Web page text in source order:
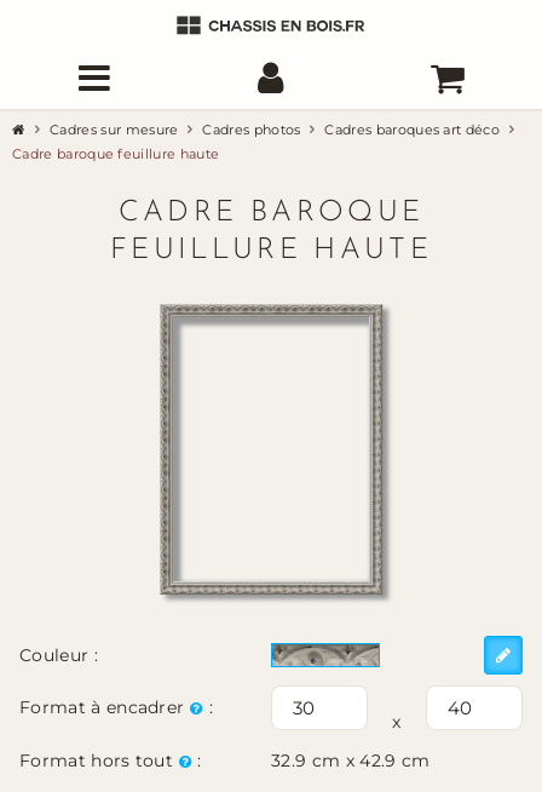
Cadres sur mesure Cadres photos
Cadres baroques art déco
Cadre baroque feuillure haute
CADRE BAROQUE
FEUILLURE HAUTE
Couleur :
Format à encadrer :
x
Format hors tout
: 32.9 cm x 42.9 cm